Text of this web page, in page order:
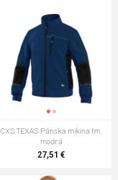
CXS TEXAS Pánska mikina tm.
modrá
27,51 €